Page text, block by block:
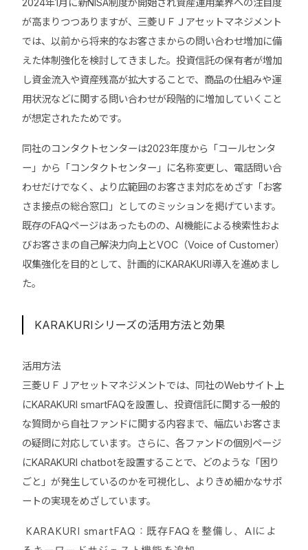
2024年1月に新NISA制度が開始され資産運用業界への注目度
が高まりつつありますが、三菱ＵＦＪアセットマネジメント
では、以前から将来的なお客さまからの問い合わせ増加に備
えた体制強化を検討してきました。投資信託の保有者が増加
し資金流入や資産残高が拡大することで、商品の仕組みや運
用状況などに関する問い合わせが段階的に増加していくこと
が想定されたためです。
同社のコンタクトセンターは2023年度から「コールセンタ
ー」から「コンタクトセンター」に名称変更し、電話問い合
わせだけでなく、より広範囲のお客さま対応をめざす「お客
さま接点の総合窓口」としてのミッションを掲げています。
既存のFAQページはあったものの、AI機能による検索性およ
びお客さまの自己解決力向上とVOC（Voice of Customer）
収集強化を目的として、計画的にKARAKURI導入を進めまし
た。
KARAKURIシリーズの活用方法と効果
活用方法
三菱ＵＦＪアセットマネジメントでは、同社のWebサイト上
にKARAKURI smartFAQを設置し、投資信託に関する一般的
な質問から自社ファンドに関する内容まで、幅広いお客さま
の疑問に対応しています。さらに、各ファンドの個別ページ
にKARAKURI chatbotを設置することで、どのような「困り
ごと」が発生しているのかを可視化し、よりきめ細かなサポ
ートの実現をめざしています。
KARAKURI smartFAQ：既存FAQを整備し、AIによ